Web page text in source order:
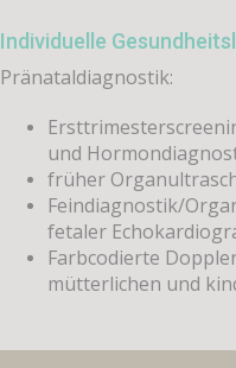
Individuelle
Pränataldiagnostik:
und
früher
Feindiagnostik/
fetaler
Farbcodierte
mütterlichen und